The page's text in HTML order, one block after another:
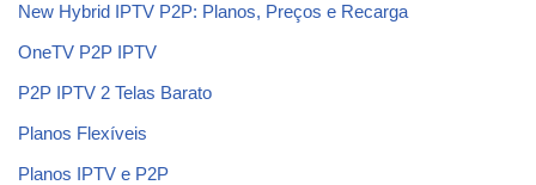
New Hybrid IPTV P2P: Planos, Preços e Recarga
OneTV P2P IPTV
P2P IPTV 2 Telas Barato
Planos Flexíveis
Planos IPTV e P2P